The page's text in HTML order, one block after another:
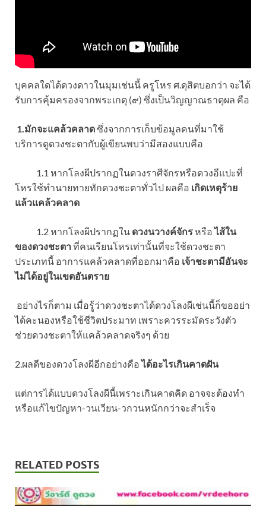
บุคคลใดได้ดวงดาวในมุมเช่นนี้ ครูโหร ศ.ดุสิตบอกว่า จะได้
รับการคุ้มครองจากพระเกตุ (๙) ซึ่งเป็นวิญญาณธาตุผล คือ
1.มักจะแคล้วคลาดซึ่งจากการเก็บข้อมูลคนที่มาใช้
บริการดูดวงชะตากับผู้เขียนพบว่ามีสองแบบคือ
1.1 หากโลงผีปรากฏในดวงราศีจักรหรือดวงอีแปะที่
โหรใช้ทำนายทายทักดวงชะตาทั่วไป ผลคือ เกิดเหตุร้าย
แล้วแคล้วคลาด
1.2 หากโลงผีปรากฏใน ดวงนวางค์จักรหรือไส้ใน
ของดวงชะตา ที่คนเรียนโหรเท่านั้นที่จะใช้ดวงชะตา
ประเภทนี้ อาการแคล้วคลาดที่ออกมาคือ เจ้าชะตามีอันจะ
ไม่ได้อยู่ในเขตอันตราย
อย่างไรก็ตาม เมื่อรู้ว่าดวงชะตาได้ดวงโลงผีเช่นนี้ก็ขออย่า
ได้คะนองหรือใช้ชีวิตประมาท เพราะควรระมัดระวังตัว
ช่วยดวงชะตาให้แคล้วคลาดจริงๆ ด้วย
2.ผลดีของดวงโลงผีอีกอย่างคือได้อะไรเกินคาดฝัน
แต่การได้แบบดวงโลงผีนี้เพราะเกินคาดคิด อาจจะต้องทำ
หรือแก้ไขปัญหา-วนเวียน-วกวนหนักกว่าจะสำเร็จ
RELATED POSTS